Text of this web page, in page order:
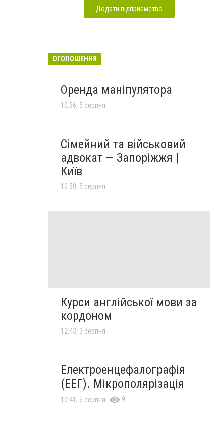
Додати підприємство
ОГОЛОШЕННЯ
Оренда маніпулятора
10:36, 5 серпня
Сімейний та військовий
адвокат — Запоріжжя |
Київ
10:50, 5 серпня
Курси англійської мови за
кордоном
12:43, 3 серпня
Електроенцефалографія
(ЕЕГ). Мікрополярізація
10:41, 5 серпня 9